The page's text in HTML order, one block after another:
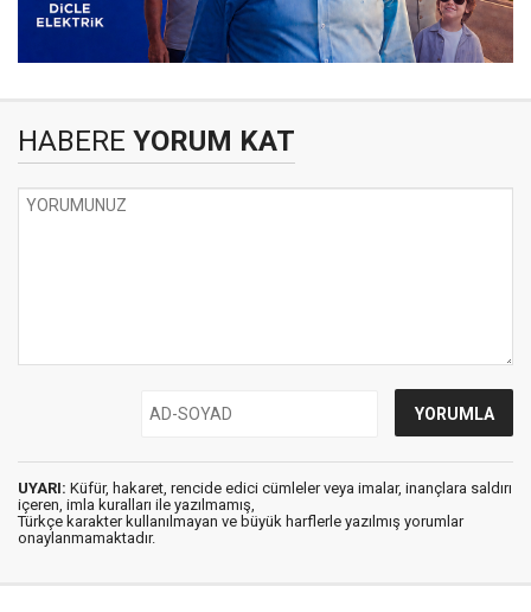
HABERE YORUM KAT
UYARI: Küfür, hakaret, rencide edici cümleler veya imalar, inançlara saldırı
içeren, imla kuralları ile yazılmamış,
Türkçe karakter kullanılmayan ve büyük harflerle yazılmış yorumlar
onaylanmamaktadır.